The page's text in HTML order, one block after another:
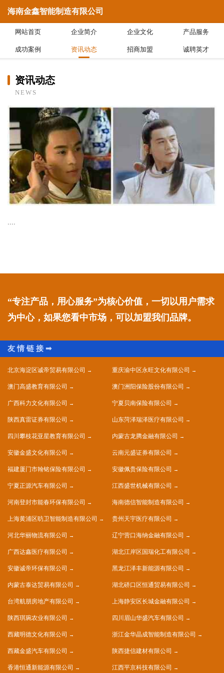
海南金鑫智能制造有限公司
网站首页 企业简介 企业文化 产品服务
成功案例 资讯动态 招商加盟 诚聘英才
资讯动态
NEWS
....
“专注产品，用心服务”为核心价值，一切以用户需求
为中心，如果您看中市场，可以加盟我们品牌。
北京海淀区诚帝贸易有限公司 重庆渝中区永旺文化有限公司
澳门高盛教育有限公司 澳门洲阳保险股份有限公司
广西科力文化有限公司 宁夏贝南保险有限公司
陕西真雷证券有限公司 山东菏泽瑞泽医疗有限公司
四川攀枝花亚星教育有限公司 内蒙古龙腾金融有限公司
安徽金盛文化有限公司 云南元盛证券有限公司
福建厦门市翰铭保险有限公司 安徽佩贵保险有限公司
宁夏正源汽车有限公司 江西盛世机械有限公司
河南登封市能春环保有限公司 海南德信智能制造有限公司
上海黄浦区昉卫智能制造有限公司 贵州天宇医疗有限公司
河北华丽物流有限公司 辽宁营口海纳金融有限公司
广西达鑫医疗有限公司 湖北江岸区国瑞化工有限公司
安徽诚帝环保有限公司 黑龙江泽丰新能源有限公司
内蒙古泰达贸易有限公司 湖北硚口区恒通贸易有限公司
台湾航朋房地产有限公司 上海静安区长城金融有限公司
陕西琪琬农业有限公司 四川眉山华盛汽车有限公司
西藏明德文化有限公司 浙江金华晶成智能制造有限公司
西藏金盛汽车有限公司 陕西捷信建材有限公司
香港恒通新能源有限公司 江西平京科技有限公司